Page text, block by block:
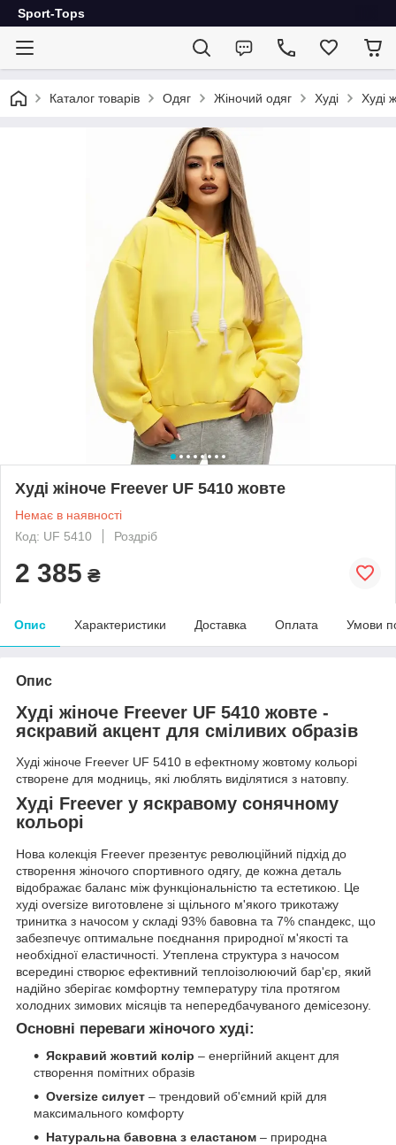
Sport-Tops
Каталог товарів Одяг Жіночий одяг Худі Худі
Худі жіноче Freever UF 5410 жовте
Немає в наявності
Код: UF 5410
Роздріб
2 385 ₴
Опис Характеристики Доставка Оплата Умови
Опис
Худі жіноче Freever UF 5410 жовте -
яскравий акцент для сміливих образів
Худі жіноче Freever UF 5410 в ефектному жовтому кольорі
створене для модниць, які люблять виділятися з натовпу.
Худі Freever у яскравому сонячному
кольорі
Нова колекція Freever презентує революційний підхід до
створення жіночого спортивного одягу, де кожна деталь
відображає баланс між функціональністю та естетикою. Це
худі oversize виготовлене зі щільного м'якого трикотажу
тринитка з начосом у складі 93% бавовна та 7% спандекс, що
забезпечує оптимальне поєднання природної м'якості та
необхідної еластичності. Утеплена структура з начосом
всередині створює ефективний теплоізолюючий бар'єр, який
надійно зберігає комфортну температуру тіла протягом
холодних зимових місяців та непередбачуваного демісезону.
Основні переваги жіночого худі:
Яскравий жовтий колір – енергійний акцент для
створення помітних образів
Oversize силует – трендовий об'ємний крій для
максимального комфорту
Натуральна бавовна з еластаном – природна